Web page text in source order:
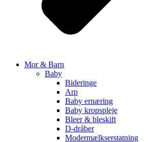
Mor & Barn
Baby
Bideringe
Arp
Baby ernæring
Baby kropspleje
Bleer & bleskift
D-dråber
Modermælkserstatning